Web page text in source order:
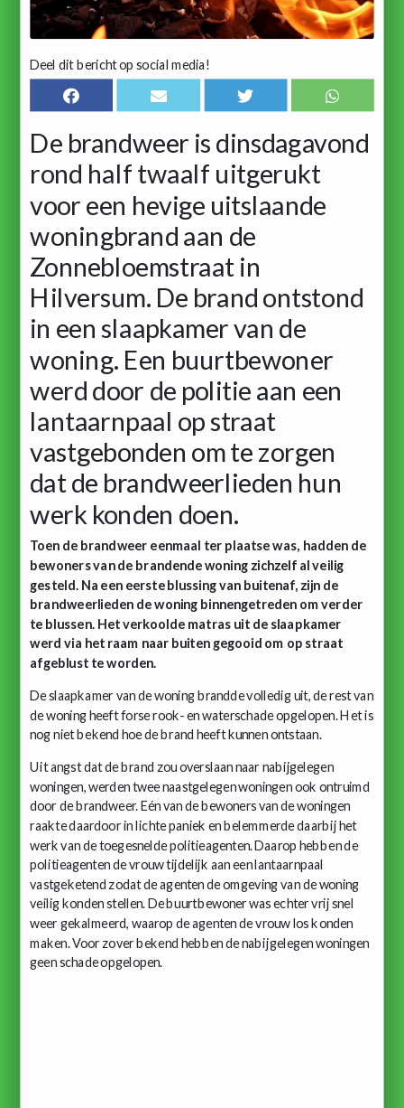
Deel dit bericht op social media!
De brandweer is dinsdagavond
rond half twaalf uitgerukt
voor een hevige uitslaande
woningbrand aan de
Zonnebloemstraat in
Hilversum. De brand ontstond
in een slaapkamer van de
woning. Een buurtbewoner
werd door de politie aan een
lantaarnpaal op straat
vastgebonden om te zorgen
dat de brandweerlieden hun
werk konden doen.
Toen de brandweer eenmaal ter plaatse was, hadden de
bewoners van de brandende woning zichzelf al veilig
gesteld. Na een eerste blussing van buitenaf, zijn de
brandweerlieden de woning binnengetreden om verder
te blussen. Het verkoolde matras uit de slaapkamer
werd via het raam naar buiten gegooid om op straat
afgeblust te worden.
De slaapkamer van de woning brandde volledig uit, de rest van
de woning heeft forse rook- en waterschade opgelopen. Het is
nog niet bekend hoe de brand heeft kunnen ontstaan.
Uit angst dat de brand zou overslaan naar nabijgelegen
woningen, werden twee naastgelegen woningen ook ontruimd
door de brandweer. Eén van de bewoners van de woningen
raakte daardoor in lichte paniek en belemmerde daarbij het
werk van de toegesnelde politieagenten. Daarop hebben de
politieagenten de vrouw tijdelijk aan een lantaarnpaal
vastgeketend zodat de agenten de omgeving van de woning
veilig konden stellen. De buurtbewoner was echter vrij snel
weer gekalmeerd, waarop de agenten de vrouw los konden
maken. Voor zover bekend hebben de nabijgelegen woningen
geen schade opgelopen.